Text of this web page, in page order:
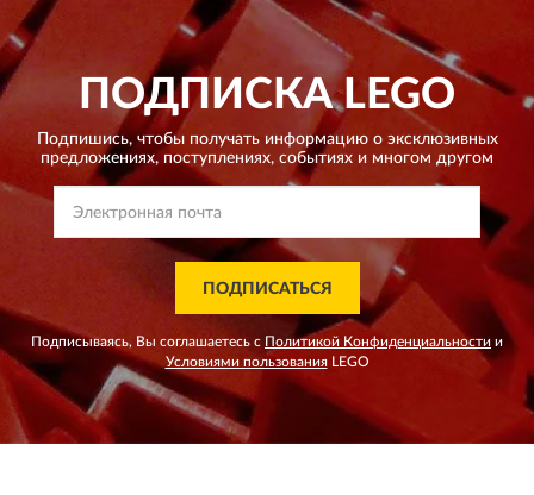
ПОДПИСКАLEGO
Подпишись, чтобы получать информацию о эксклюзивных
предложениях, поступлениях, событиях и многом другом
ПОДПИСАТЬСЯ
Подписываясь, Вы соглашаетесь с Политикой Конфиденциальности и
Условиями пользованияLEGO